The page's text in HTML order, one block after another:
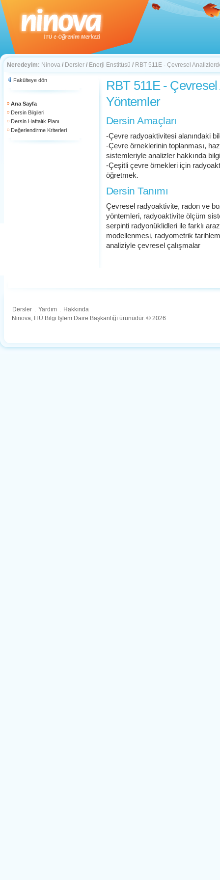
Neredeyim: Ninova / Dersler / Enerji Enstitüsü / RBT 511E - Çevresel
Fakülteye dön
Ana Sayfa
Dersin Bilgileri
Dersin Haftalık Planı
Değerlendirme Kriterleri
RBT 511E -
Yöntemler
Dersin Amaçları
-Çevre radyoaktivitesi alanındaki
-Çevre örneklerinin toplanması,
sistemleriyle analizler hakkında
-Çeşitli çevre örnekleri için
öğretmek.
Dersin Tanımı
Çevresel radyoaktivite, radon ve
yöntemleri, radyoaktivite ölçüm
serpinti radyonüklidleri ile farklı
modellenmesi, radyometrik
analiziyle çevresel çalışmalar
Dersler . Yardım . Hakkında
Ninova, İTÜ Bilgi İşlem Daire Başkanlığı ürünüdür. © 2026